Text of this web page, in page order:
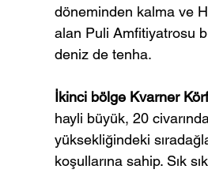
döneminden kalma ve
alan Puli Amfitiyatrosu
deniz de tenha.
İkinci bölge Kvarner
hayli büyük, 20
yüksekliğindeki
koşullarına sahip. Sık